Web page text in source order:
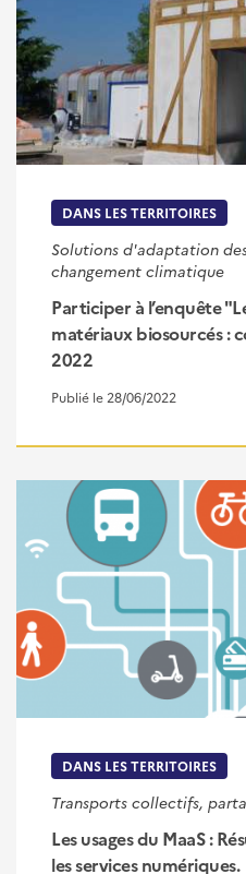
DANS LES TERRITOIRES
Solutions d'adaptation
changement climatique
Participer à l’enquête
matériaux biosourcés :
2022
Publié le 28/06/2022
DANS LES TERRITOIRES
Transports collectifs,
Les usages du MaaS :
les services numériques.